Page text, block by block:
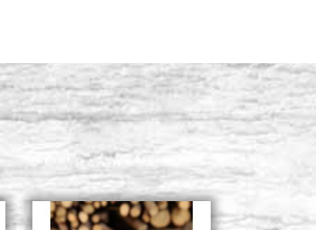
ACQUISTA
Giacenza: 10 - COD. C0423
ACQUISTA
Giacenza: 18 - COD. C0469